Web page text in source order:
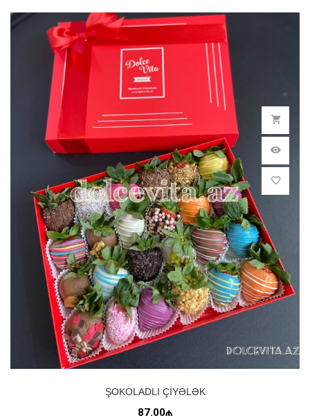
ŞOKOLADLI ÇIYƏLƏK
87.00₼